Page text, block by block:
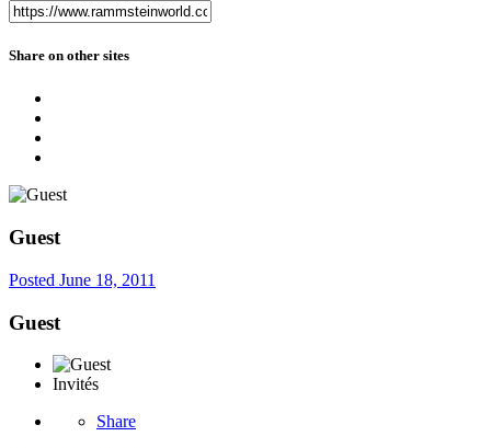
Share on other sites
Guest
Posted June 18, 2011
Guest
Invités
Share